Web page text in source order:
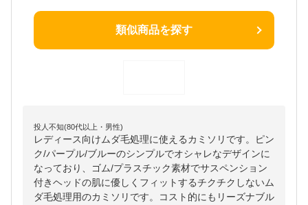
類似商品を探す
投人不知(80代以上・男性)
レディース向けムダ毛処理に使えるカミソリです。ピン
ク/パープル/ブルーのシンプルでオシャレなデザインに
なっており、ゴム/プラスチック素材でサスペンション
付きヘッドの肌に優しくフィットするチクチクしないム
ダ毛処理用のカミソリです。コスト的にもリーズナブル